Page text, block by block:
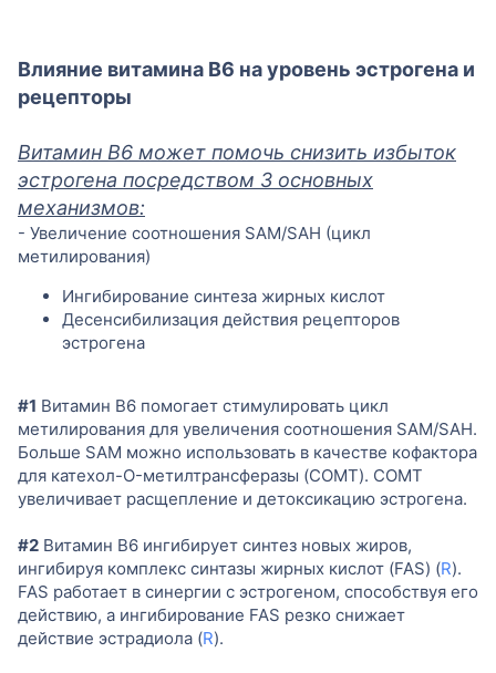
Влияние витамина B6 на уровень эстрогена и
рецепторы
Витамин B6 может помочь снизить избыток
эстрогена посредством 3 основных
механизмов:
- Увеличение соотношения SAM/SAH (цикл
метилирования)
Ингибирование синтеза жирных кислот
Десенсибилизация действия рецепторов
эстрогена
#1 Витамин B6 помогает стимулировать цикл
метилирования для увеличения соотношения SAM/SAH.
Больше SAM можно использовать в качестве кофактора
для катехол-O-метилтрансферазы (COMT). COMT
увеличивает расщепление и детоксикацию эстрогена.
#2 Витамин B6 ингибирует синтез новых жиров,
ингибируя комплекс синтазы жирных кислот (FAS) (R).
FAS работает в синергии с эстрогеном, способствуя его
действию, а ингибирование FAS резко снижает
действие эстрадиола (R).